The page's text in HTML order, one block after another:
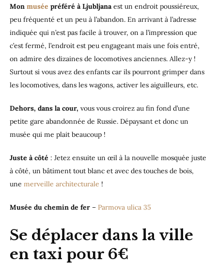
Mon musée préféré à Ljubljana est un endroit poussiéreux,
peu fréquenté et un peu à l’abandon. En arrivant à l’adresse
indiquée qui n’est pas facile à trouver, on a l’impression que
c’est fermé, l’endroit est peu engageant mais une fois entré,
on admire des dizaines de locomotives anciennes. Allez-y !
Surtout si vous avez des enfants car ils pourront grimper dans
les locomotives, dans les wagons, activer les aiguilleurs, etc.
Dehors, dans la cour, vous vous croirez au fin fond d’une
petite gare abandonnée de Russie. Dépaysant et donc un
musée qui me plait beaucoup !
Juste à côté : Jetez ensuite un œil à la nouvelle mosquée juste
à côté, un bâtiment tout blanc et avec des touches de bois,
une merveille architecturale !
Musée du chemin de fer – Parmova ulica 35
Se déplacer dans la ville
en taxi pour 6€